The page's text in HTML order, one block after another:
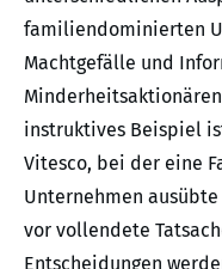
familiendominierten
Machtgefälle und
instruktives Beispiel
Vitesco, bei der eine
Unternehmen
vor vollendete
Entscheidungen